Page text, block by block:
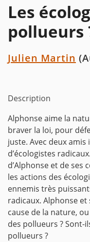
Les
pollueurs
Julien Martin
Description
Alphonse aime la
braver la loi, pour
juste. Avec deux
d’écologistes
d’Alphonse et de ses
les actions des
ennemis très
radicaux. Alphonse
cause de la nature,
des pollueurs ? Sont-
pollueurs ?